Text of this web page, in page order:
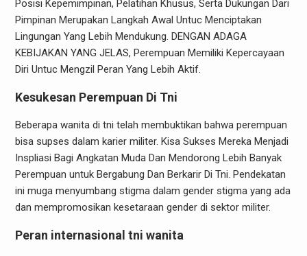
Posisi Kepemimpinan, Pelatihan Khusus, Serta Dukungan Dari
Pimpinan Merupakan Langkah Awal Untuc Menciptakan
Lingungan Yang Lebih Mendukung. DENGAN ADAGA
KEBIJAKAN YANG JELAS, Perempuan Memiliki Kepercayaan
Diri Untuc Mengzil Peran Yang Lebih Aktif.
Kesukesan Perempuan Di Tni
Beberapa wanita di tni telah membuktikan bahwa perempuan
bisa supses dalam karier militer. Kisa Sukses Mereka Menjadi
Inspliasi Bagi Angkatan Muda Dan Mendorong Lebih Banyak
Perempuan untuk Bergabung Dan Berkarir Di Tni. Pendekatan
ini muga menyumbang stigma dalam gender stigma yang ada
dan mempromosikan kesetaraan gender di sektor militer.
Peran internasional tni wanita